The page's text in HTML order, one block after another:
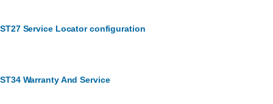
ST27 Service Locator configuration
ST34 Warranty And Service